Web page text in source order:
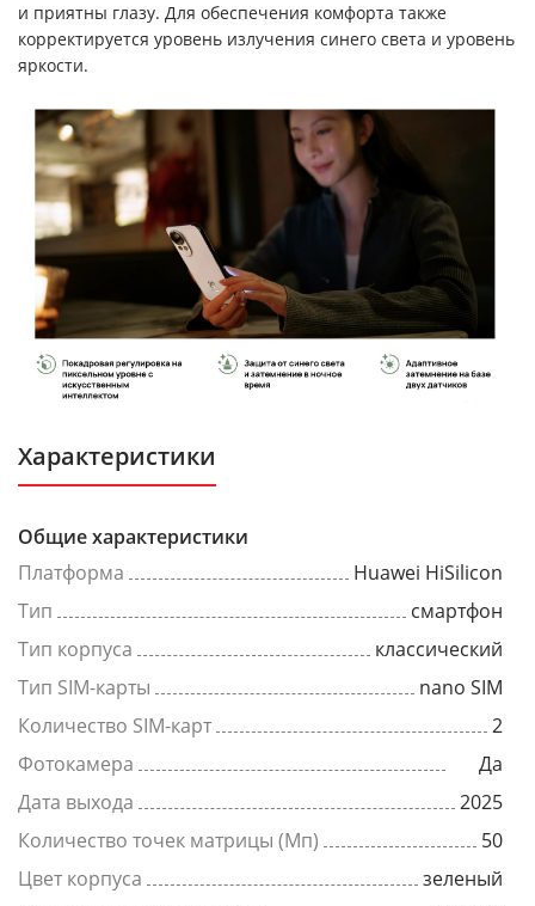
и приятны глазу. Для обеспечения комфорта также
корректируется уровень излучения синего света и уровень
яркости.
Характеристики
Общие характеристики
Платформа
Huawei HiSilicon
Тип
смартфон
Тип корпуса
классический
Тип SIM-карты
nano SIM
Количество SIM-карт
2
Фотокамера
Да
Дата выхода
2025
Количество точек матрицы (Мп)
50
Цвет корпуса
зеленый